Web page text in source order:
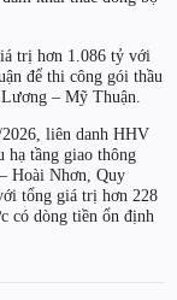
trị hơn 1.086 tỷ với
để thi công gói thầu
– Mỹ Thuận.
liên danh HHV
hạ tầng giao thông
Hoài Nhơn, Quy
tổng giá trị hơn 228
có dòng tiền ổn định